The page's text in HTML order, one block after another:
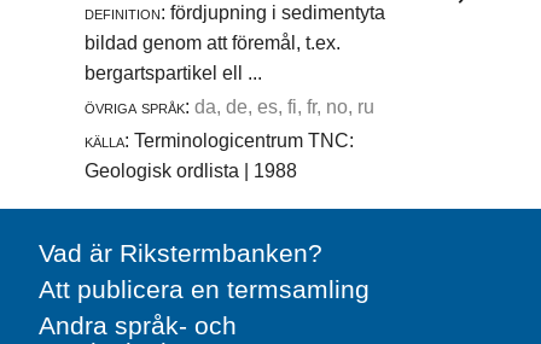
definition: fördjupning i sedimentyta
bildad genom att föremål, t.ex.
bergartspartikel ell ...
övriga språk: da, de, es, fi, fr, no, ru
källa: Terminologicentrum TNC:
Geologisk ordlista | 1988
Vad är Rikstermbanken?
Att publicera en termsamling
Andra språk- och